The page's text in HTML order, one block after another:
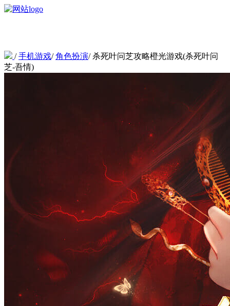
/手机游戏/角色扮演/杀死叶问芝攻略橙光游戏(杀死叶问
芝-吾情)